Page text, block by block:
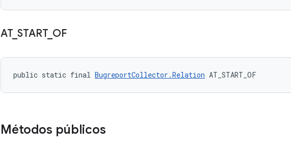
AT_ START_ OF
public static final BugreportCollector.Relation AT_START_OF
Métodos públicos